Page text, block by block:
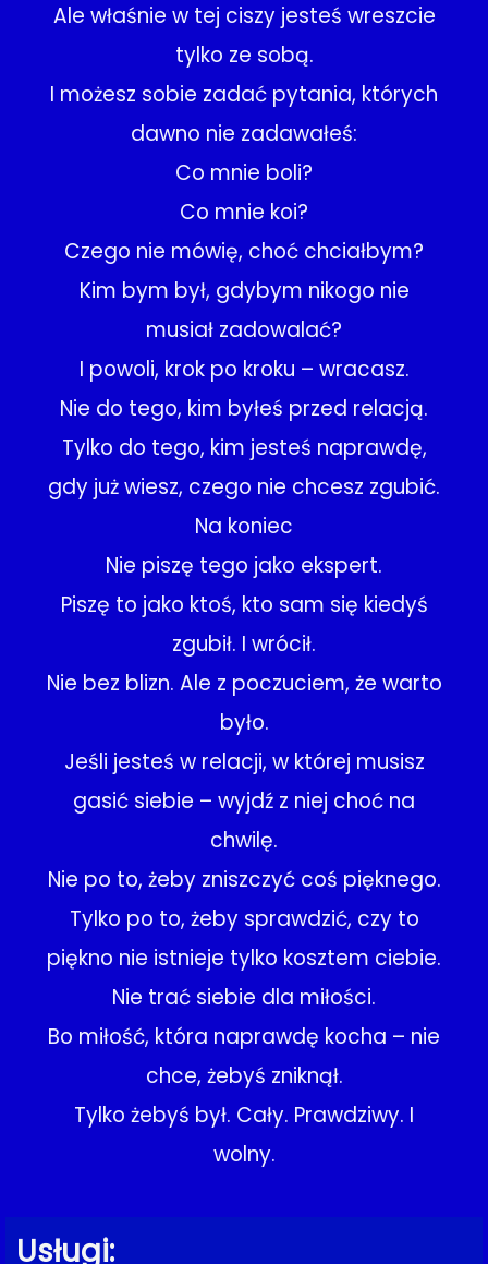
Ale właśnie w tej ciszy jesteś wreszcie
tylko ze sobą.
I możesz sobie zadać pytania, których
dawno nie zadawałeś:
Co mnie boli?
Co mnie koi?
Czego nie mówię, choć chciałbym?
Kim bym był, gdybym nikogo nie
musiał zadowalać?
I powoli, krok po kroku – wracasz.
Nie do tego, kim byłeś przed relacją.
Tylko do tego, kim jesteś naprawdę,
gdy już wiesz, czego nie chcesz zgubić.
Na koniec
Nie piszę tego jako ekspert.
Piszę to jako ktoś, kto sam się kiedyś
zgubił. I wrócił.
Nie bez blizn. Ale z poczuciem, że warto
było.
Jeśli jesteś w relacji, w której musisz
gasić siebie – wyjdź z niej choć na
chwilę.
Nie po to, żeby zniszczyć coś pięknego.
Tylko po to, żeby sprawdzić, czy to
piękno nie istnieje tylko kosztem ciebie.
Nie trać siebie dla miłości.
Bo miłość, która naprawdę kocha – nie
chce, żebyś zniknął.
Tylko żebyś był. Cały. Prawdziwy. I
wolny.
Usługi: